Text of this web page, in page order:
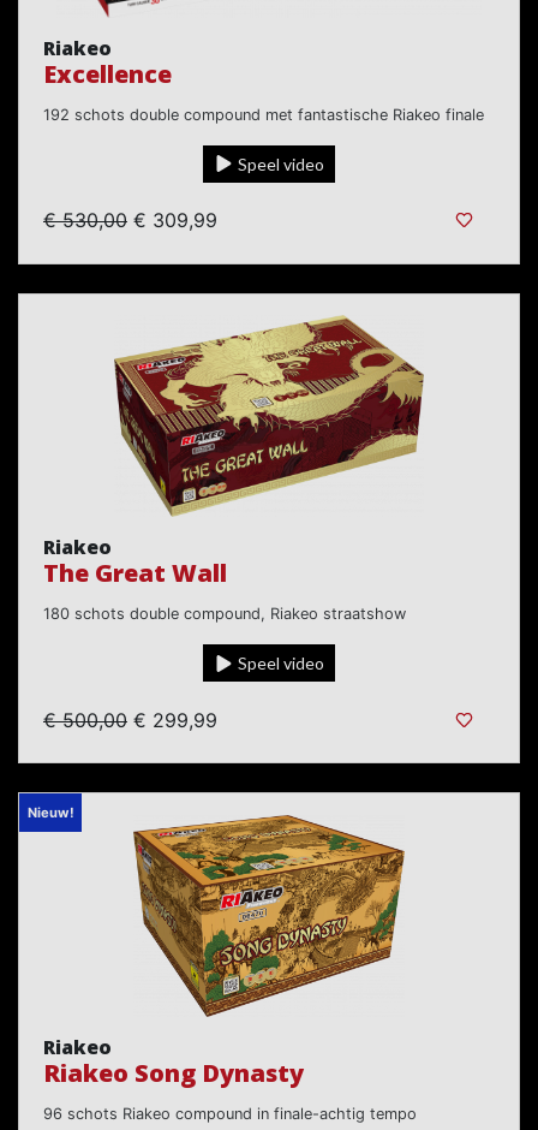
Riakeo
Excellence
192 schots double compound met fantastische Riakeo finale
Speel video
€ 530,00 € 309,99
Riakeo
The Great Wall
180 schots double compound, Riakeo straatshow
Speel video
€ 500,00 € 299,99
Nieuw!
Riakeo
Riakeo Song Dynasty
96 schots Riakeo compound in finale-achtig tempo